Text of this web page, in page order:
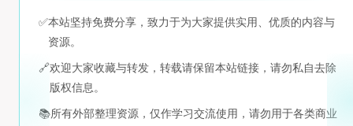
✅本站坚持免费分享，致力于为大家提供实用、优质的内容与
资源。
🔗欢迎大家收藏与转发，转载请保留本站链接，请勿私自去除
版权信息。
📚所有外部整理资源，仅作学习交流使用，请勿用于各类商业